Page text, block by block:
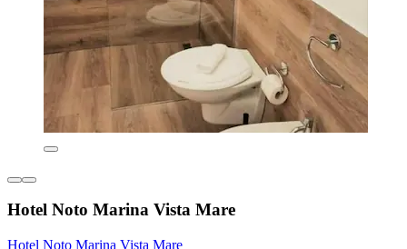
Hotel Noto Marina Vista Mare
Hotel Noto Marina Vista Mare